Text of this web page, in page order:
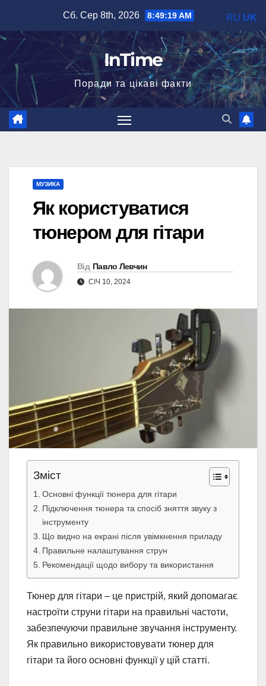
вмісту
Сб. Сер 8th, 2026 8:49:20 AM
InTime
Поради та цікаві факти
МУЗИКА
Як користуватися
тюнером для гітари
Від Павло Левчин
СІЧ 10, 2024
Зміст
Основні функції тюнера для гітари
Підключення тюнера та спосіб зняття звуку з
інструменту
Що видно на екрані після увімкнення приладу
Правильне налаштування струн
Рекомендації щодо вибору та використання
Тюнер для гітари – це пристрій, який допомагає
настроїти струни гітари на правильні частоти,
забезпечуючи правильне звучання інструменту.
Як правильно використовувати тюнер для
гітари та його основні функції у цій статті.
RU UK